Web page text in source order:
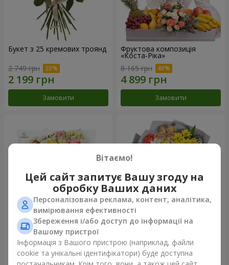
Букет з 25 кремових троянд
2 749 грн
Замовити
Фруктова композиція
«Коста-Ріка»
8 165 грн
Замовити
Букет "Хрещатик"
4 941 грн
Букет "Ми та літо"
1 843 грн
Вітаємо!
Цей сайт запитує Вашу згоду на
обробку Ваших даних
Персоналізована реклама, контент, аналітика,
вимірювання ефективності
Збереження і/або доступ до інформації на
Вашому пристрої
Інформація з Вашого пристрою (наприклад, файли
cookie та унікальні ідентифікатори) буде доступна